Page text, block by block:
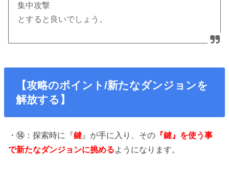
集中攻撃
とすると良いでしょう。
【攻略のポイント/新たなダンジョンを
解放する】
・⑭：探索時に『鍵 』が手に入り、その 『鍵』を使う事
で新たなダンジョンに挑めるようになります。